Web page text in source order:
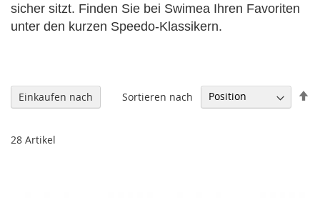
sicher sitzt. Finden Sie bei Swimea Ihren Favoriten
unter den kurzen Speedo-Klassikern.
28 Artikel
Sortieren nach
Einkaufen nach